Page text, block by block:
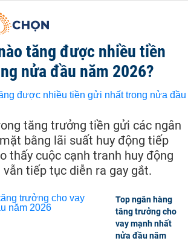
tăng được nhiều tiền
nửa đầu năm 2026?
tăng trưởng tiền gửi các ngân
bằng lãi suất huy động tiếp
thấy cuộc cạnh tranh huy động
tiếp tục diễn ra gay gắt.
Top ngân hàng
tăng trưởng cho
vay mạnh nhất
nửa đầu năm